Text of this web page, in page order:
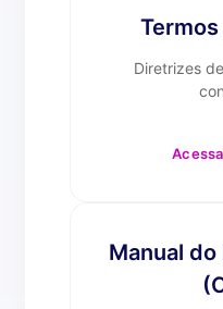
Diretrizes
Manual